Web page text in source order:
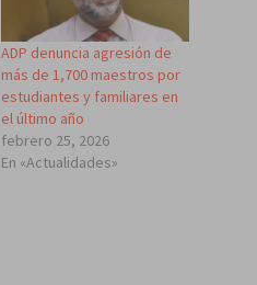
ADP denuncia agresión de
más de 1,700 maestros por
estudiantes y familiares en
el último año
febrero 25, 2026
En «Actualidades»